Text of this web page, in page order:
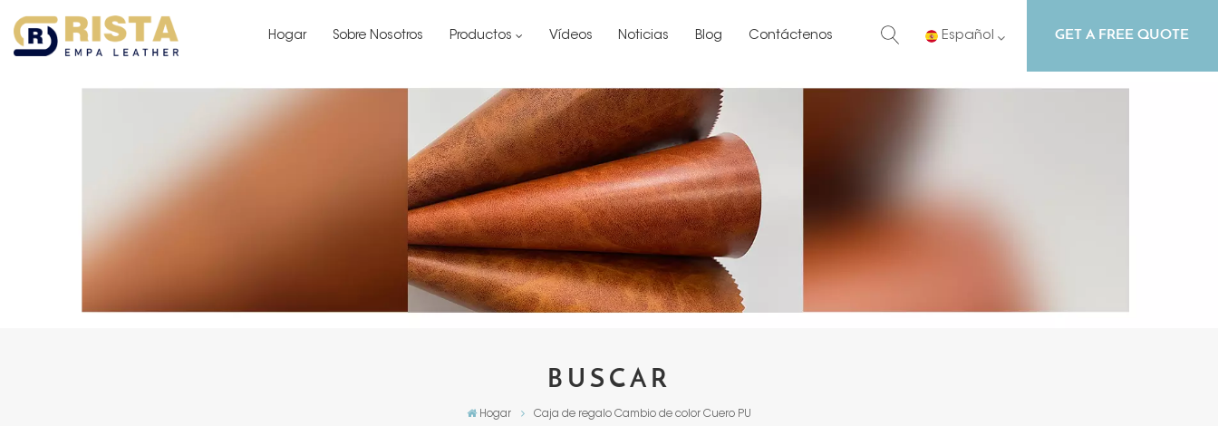
Hogar Sobre Nosotros Productos Vídeos Noticias Blog Contáctenos Español GET A FREE QUOTE
BUSCAR
Hogar Caja de regalo Cambio de color Cuero PU